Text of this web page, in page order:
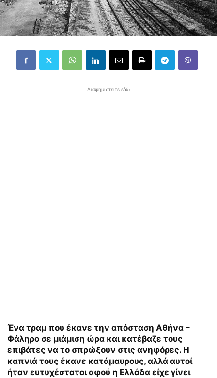
Διαφημιστείτε εδώ
Ένα τραμ που έκανε την απόσταση Αθήνα –
Φάληρο σε μιάμιση ώρα και κατέβαζε τους
επιβάτες να το σπρώξουν στις ανηφόρες. Η
καπνιά τους έκανε κατάμαυρους, αλλά αυτοί
ήταν ευτυχέστατοι αφού η Ελλάδα είχε γίνει